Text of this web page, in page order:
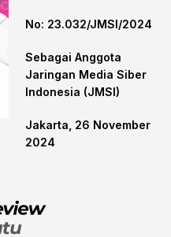
No: 23.032/JMSI/2024
Sebagai Anggota
Jaringan Media Siber
Indonesia (JMSI)
Jakarta, 26 November
2024